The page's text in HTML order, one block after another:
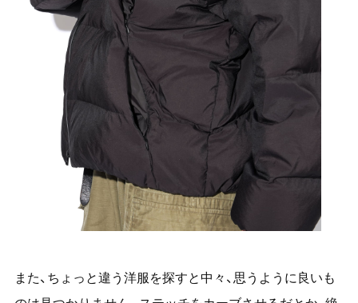
また、ちょっと違う洋服を探すと中々、思うように良いも